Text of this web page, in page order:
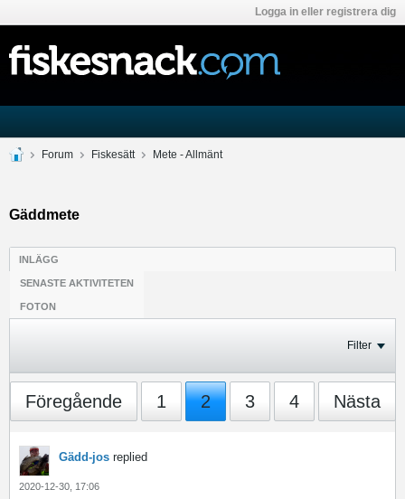
Logga in eller registrera dig
Forum Fiskesätt Mete - Allmänt
Gäddmete
INLÄGG
SENASTE AKTIVITETEN
FOTON
Filter
Föregående 1 2 3 4 Nästa
Gädd-jos replied
2020-12-30, 17:06